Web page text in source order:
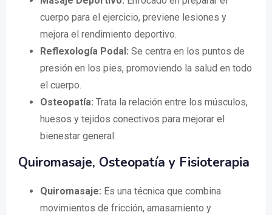
cuerpo para el ejercicio, previene lesiones y
mejora el rendimiento deportivo.
Reflexología Podal: Se centra en los puntos de
presión en los pies, promoviendo la salud en todo
el cuerpo.
Osteopatía: Trata la relación entre los músculos,
huesos y tejidos conectivos para mejorar el
bienestar general.
Quiromasaje, Osteopatía y Fisioterapia
Quiromasaje: Es una técnica que combina
movimientos de fricción, amasamiento y